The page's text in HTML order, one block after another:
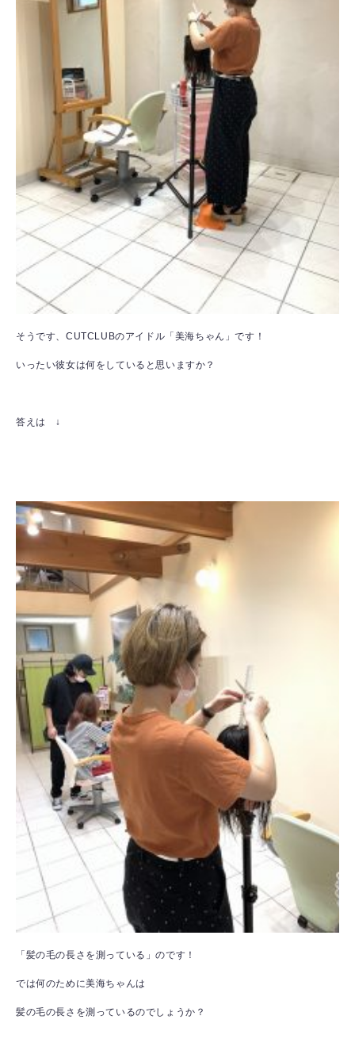
そうです、CUTCLUBのアイドル「美海ちゃん」です！
いったい彼女は何をしていると思いますか？
答えは ↓
「髪の毛の長さを測っている」のです！
では何のために美海ちゃんは
髪の毛の長さを測っているのでしょうか？